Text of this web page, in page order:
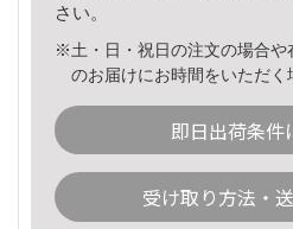
さい。
※土・日・祝日の注文の場合や
のお届けにお時間をいただく
即日出荷条件
受け取り方法・